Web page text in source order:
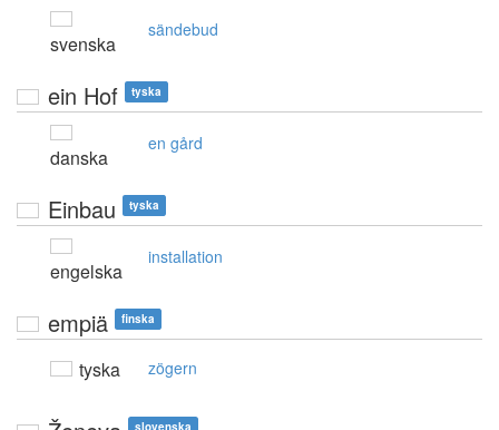
svenska
sändebud
ein Hof tyska
danska
en gård
Einbau tyska
engelska
installation
empiä finska
tyska zögern